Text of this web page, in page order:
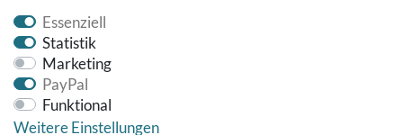
Essenziell
Statistik
Marketing
PayPal
Funktional
Weitere Einstellungen
Vertrag widerrufen